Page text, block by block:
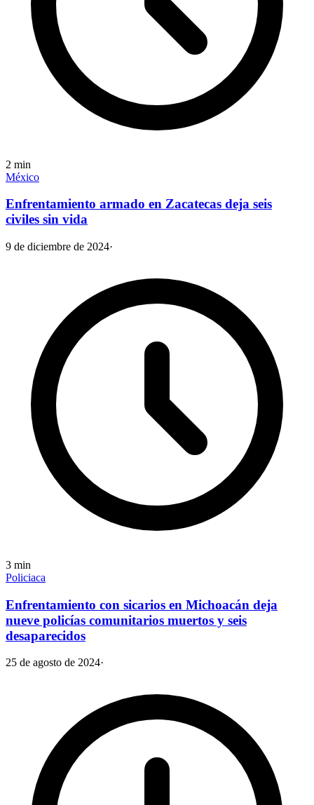
2 min
México
Enfrentamiento armado en Zacatecas deja seis
civiles sin vida
9 de diciembre de 2024·
3 min
Policiaca
Enfrentamiento con sicarios en Michoacán deja
nueve policías comunitarios muertos y seis
desaparecidos
25 de agosto de 2024·